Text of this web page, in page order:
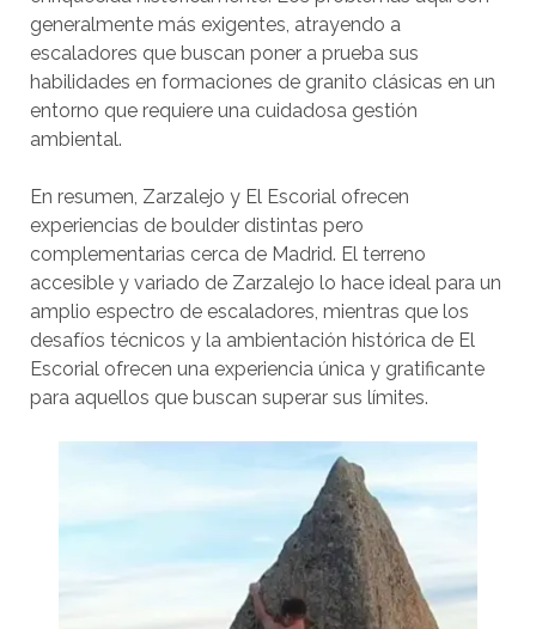
generalmente más exigentes, atrayendo a
escaladores que buscan poner a prueba sus
habilidades en formaciones de granito clásicas en un
entorno que requiere una cuidadosa gestión
ambiental.
En resumen, Zarzalejo y El Escorial ofrecen
experiencias de boulder distintas pero
complementarias cerca de Madrid. El terreno
accesible y variado de Zarzalejo lo hace ideal para un
amplio espectro de escaladores, mientras que los
desafíos técnicos y la ambientación histórica de El
Escorial ofrecen una experiencia única y gratificante
para aquellos que buscan superar sus límites.